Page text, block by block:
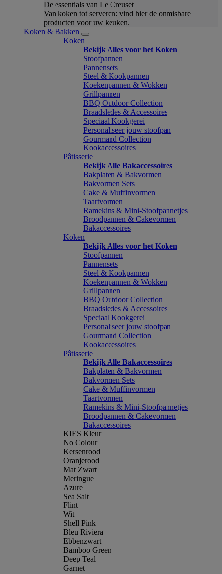
De essentials van Le Creuset
Van koken tot serveren: vind hier de onmisbare
producten voor uw keuken.
Koken & Bakken
Koken
Bekijk Alles voor het Koken
Stoofpannen
Pannensets
Steel & Kookpannen
Koekenpannen & Wokken
Grillpannen
BBQ Outdoor Collection
Braadsledes & Accessoires
Speciaal Kookgerei
Personaliseer jouw stoofpan
Gourmand Collection
Kookaccessoires
Pâtisserie
Bekijk Alle Bakaccessoires
Bakplaten & Bakvormen
Bakvormen Sets
Cake & Muffinvormen
Taartvormen
Ramekins & Mini-Stoofpannetjes
Broodpannen & Cakevormen
Bakaccessoires
Koken
Bekijk Alles voor het Koken
Stoofpannen
Pannensets
Steel & Kookpannen
Koekenpannen & Wokken
Grillpannen
BBQ Outdoor Collection
Braadsledes & Accessoires
Speciaal Kookgerei
Personaliseer jouw stoofpan
Gourmand Collection
Kookaccessoires
Pâtisserie
Bekijk Alle Bakaccessoires
Bakplaten & Bakvormen
Bakvormen Sets
Cake & Muffinvormen
Taartvormen
Ramekins & Mini-Stoofpannetjes
Broodpannen & Cakevormen
Bakaccessoires
KIES Kleur
No Colour
Kersenrood
Oranjerood
Mat Zwart
Meringue
Azure
Sea Salt
Flint
Wit
Shell Pink
Bleu Riviera
Ebbenzwart
Bamboo Green
Deep Teal
Garnet